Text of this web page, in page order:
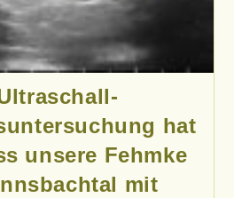
hat
unsere Fehmke
mit